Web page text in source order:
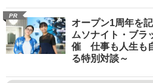
PR
オープン1周年を
ムソナイト・ブラ
催 仕事も人生も
る特別対談～